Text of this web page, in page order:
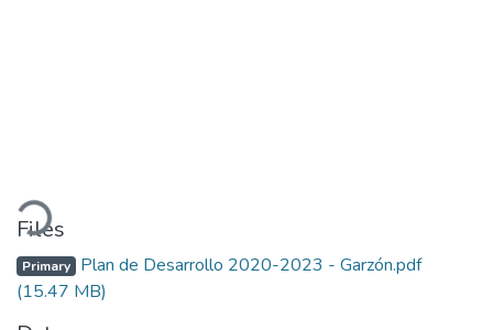
Files
Primary Plan de Desarrollo 2020-2023 - Garzón.pdf
(15.47 MB)